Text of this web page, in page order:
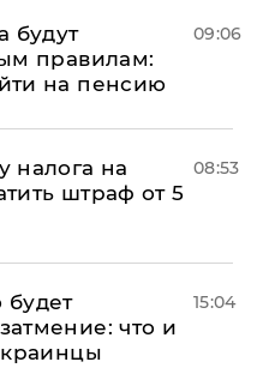
будут
правилам:
на пенсию
09:06
налога на
штраф от 5
08:53
что и
15:04